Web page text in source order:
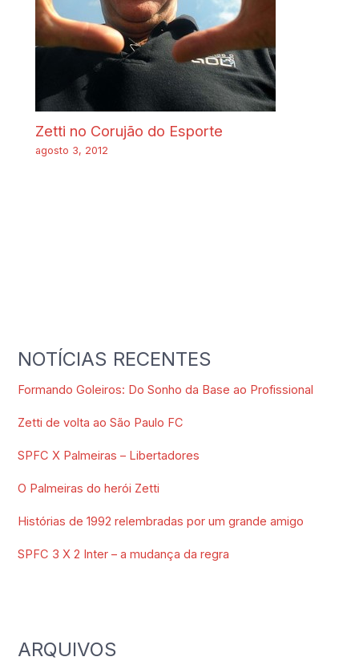
Zetti no Corujão do Esporte
agosto 3, 2012
NOTÍCIAS RECENTES
Formando Goleiros: Do Sonho da Base ao Profissional
Zetti de volta ao São Paulo FC
SPFC X Palmeiras – Libertadores
O Palmeiras do herói Zetti
Histórias de 1992 relembradas por um grande amigo
SPFC 3 X 2 Inter – a mudança da regra
ARQUIVOS